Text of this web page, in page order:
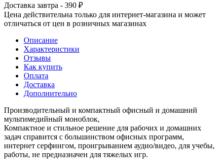
Доставка завтра - 390 ₽
Цена действительна только для интернет-магазина и может
отличаться от цен в розничных магазинах
Описание
Характеристики
Отзывы
Как купить
Оплата
Доставка
Дополнительно
Производительный и компактный офисный и домашний
мультимедийный моноблок,
Компактное и стильное решение для рабочих и домашних
задач справится с большинством офисных программ,
интернет серфингом, проигрыванием аудио/видео, для учебы,
работы, не предназначен для тяжелых игр.